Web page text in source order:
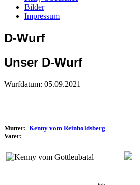
Bilder
Impressum
D-Wurf
Unser D-Wurf
Wurfdatum: 05.09.2021
Mutter: Kenny vom Reinholdsberg
Vater: